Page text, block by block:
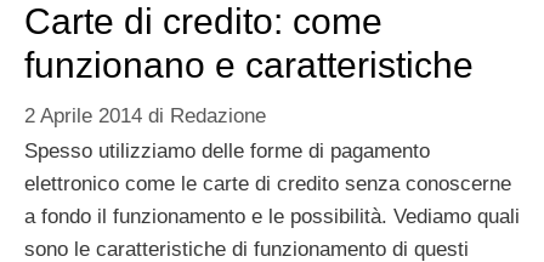
Carte di credito: come
funzionano e caratteristiche
2 Aprile 2014 di Redazione
Spesso utilizziamo delle forme di pagamento
elettronico come le carte di credito senza conoscerne
a fondo il funzionamento e le possibilità. Vediamo quali
sono le caratteristiche di funzionamento di questi